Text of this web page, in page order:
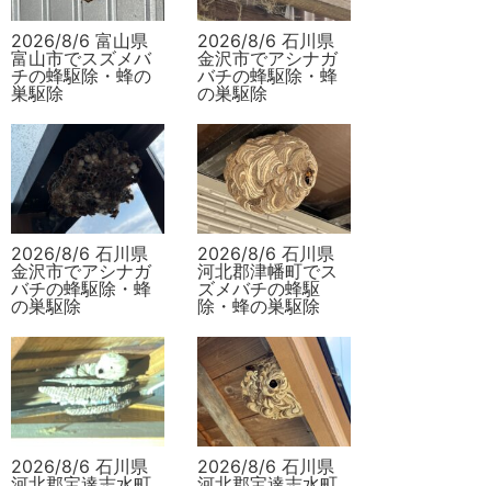
2026/8/6 富山県
富山市でスズメバ
チの蜂駆除・蜂の
巣駆除
2026/8/6 石川県
金沢市でアシナガ
バチの蜂駆除・蜂
の巣駆除
2026/8/6 石川県
金沢市でアシナガ
バチの蜂駆除・蜂
の巣駆除
2026/8/6 石川県
河北郡津幡町でス
ズメバチの蜂駆
除・蜂の巣駆除
2026/8/6 石川県
2026/8/6 石川県